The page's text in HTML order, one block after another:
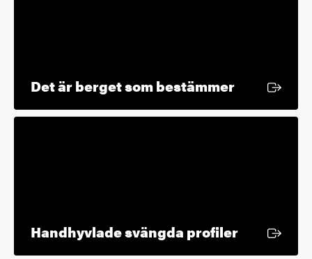
Det är berget som bestämmerExtern
Handhyvlade svängda profilerExtern